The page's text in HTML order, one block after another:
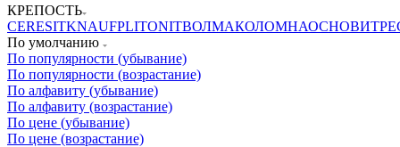
КРЕПОСТЬ
CERESITKNAUFPLITONITВОЛМАКОЛОМНАОСНОВИТ
По умолчанию
По популярности (убывание)
По популярности (возрастание)
По алфавиту (убывание)
По алфавиту (возрастание)
По цене (убывание)
По цене (возрастание)